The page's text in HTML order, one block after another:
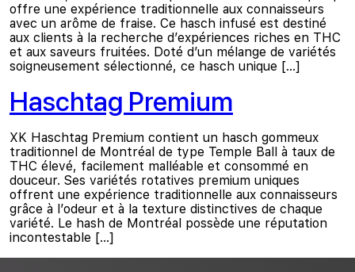
offre une expérience traditionnelle aux connaisseurs
avec un arôme de fraise. Ce hasch infusé est destiné
aux clients à la recherche d’expériences riches en THC
et aux saveurs fruitées. Doté d’un mélange de variétés
soigneusement sélectionné, ce hasch unique […]
Haschtag Premium
XK Haschtag Premium contient un hasch gommeux
traditionnel de Montréal de type Temple Ball à taux de
THC élevé, facilement malléable et consommé en
douceur. Ses variétés rotatives premium uniques
offrent une expérience traditionnelle aux connaisseurs
grâce à l’odeur et à la texture distinctives de chaque
variété. Le hash de Montréal possède une réputation
incontestable […]